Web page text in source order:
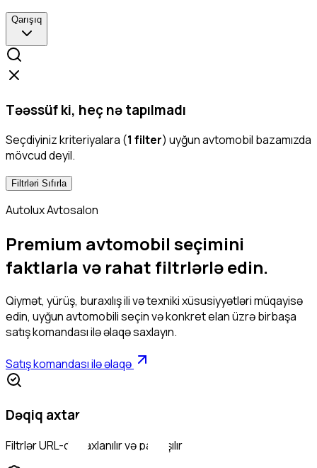
Qarışıq
Təəssüf ki, heç nə tapılmadı
Seçdiyiniz kriteriyalara (1 filter) uyğun avtomobil bazamızda
mövcud deyil.
Filtrləri Sıfırla
Autolux Avtosalon
Premium avtomobil seçimini
faktlarla və rahat filtrlərlə edin.
Qiymət, yürüş, buraxılış ili və texniki xüsusiyyətləri müqayisə
edin, uyğun avtomobili seçin və konkret elan üzrə birbaşa
satış komandası ilə əlaqə saxlayın.
Satış komandası ilə əlaqə
Dəqiq axtarış
Filtrlər URL-də saxlanılır və paylaşılır